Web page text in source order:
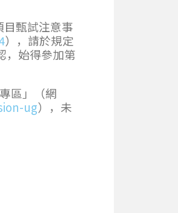
甄試注意事
），請於規定
，始得參加第
區」（網
ug），未